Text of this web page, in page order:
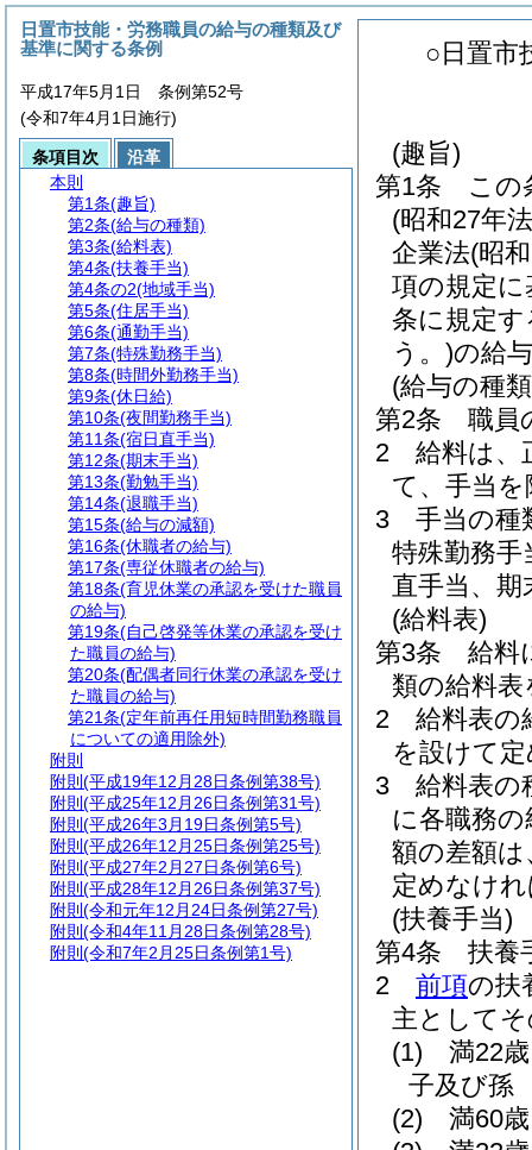
○日置市
(趣旨)
第1条
この
(昭和27年
企業法(昭
項の規定
条に規定
う。)の給
(給与の種
第2条
職員
2
給料は、
て、手当
3
手当の種
特殊勤務手
直手当、
(給料表)
第3条
給料
類の給料
2
給料表の
を設けて
3
給料表の
に各職務
額の差額
定めなけ
(扶養手当)
第4条
扶養
2
前項の扶
主として
(1)
満22
子及び孫
(2)
満60
日置市技能・労務職員の給与の種類及び
基準に関する条例
平成17年5月1日 条例第52号
(令和7年4月1日施行)
条項目次
沿革
本則
第1条(趣旨)
第2条(給与の種類)
第3条(給料表)
第4条(扶養手当)
第4条の2(地域手当)
第5条(住居手当)
第6条(通勤手当)
第7条(特殊勤務手当)
第8条(時間外勤務手当)
第9条(休日給)
第10条(夜間勤務手当)
第11条(宿日直手当)
第12条(期末手当)
第13条(勤勉手当)
第14条(退職手当)
第15条(給与の減額)
第16条(休職者の給与)
第17条(専従休職者の給与)
第18条(育児休業の承認を受けた職員
の給与)
第19条(自己啓発等休業の承認を受け
た職員の給与)
第20条(配偶者同行休業の承認を受け
た職員の給与)
第21条(定年前再任用短時間勤務職員
についての適用除外)
附則
附則 (平成19年12月28日条例第38号)
附則 (平成25年12月26日条例第31号)
附則 (平成26年3月19日条例第5号)
附則 (平成26年12月25日条例第25号)
附則 (平成27年2月27日条例第6号)
附則 (平成28年12月26日条例第37号)
附則 (令和元年12月24日条例第27号)
附則 (令和4年11月28日条例第28号)
附則 (令和7年2月25日条例第1号)